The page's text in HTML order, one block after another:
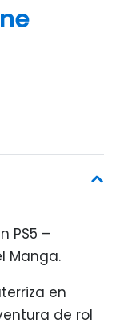
PS5 –
Manga.
en
de rol